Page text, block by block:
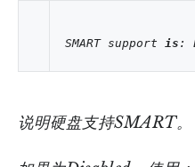
SMART support is
说明硬盘支持SMART。